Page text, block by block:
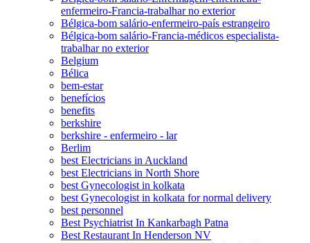
enfermeiro-Francia-trabalhar no exterior
Bélgica-bom salário-enfermeiro-país estrangeiro
Bélgica-bom salário-Francia-médicos especialista-
trabalhar no exterior
Belgium
Bélica
bem-estar
benefícios
benefits
berkshire
berkshire - enfermeiro - lar
Berlim
best Electricians in Auckland
best Electricians in North Shore
best Gynecologist in kolkata
best Gynecologist in kolkata for normal delivery
best personnel
Best Psychiatrist In Kankarbagh Patna
Best Restaurant In Henderson NV